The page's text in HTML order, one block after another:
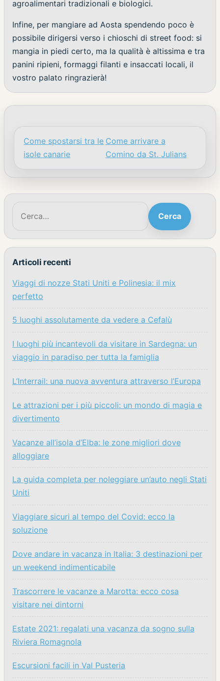
agroalimentari tradizionali e biologici.
Infine, per mangiare ad Aosta spendendo poco è
possibile dirigersi verso i chioschi di street food: si
mangia in piedi certo, ma la qualità è altissima e tra
panini ripieni, formaggi filanti e insaccati locali, il
vostro palato ringrazierà!
Navigazione articoli
Come spostarsi tra le
isole canarie
Come arrivare a
Comino da St. Julians
Cerca:
Cerca
Articoli recenti
Viaggi di nozze Stati Uniti e Polinesia: il mix
perfetto
5 luoghi assolutamente da vedere a Cefalù
I luoghi più incantevoli da visitare in Sardegna: un
viaggio in paradiso per tutta la famiglia
L’Interrail: una nuova avventura attraverso l’Europa
Le attrazioni per i più piccoli: un mondo di magia e
divertimento
Vacanze all’isola d’Elba: le zone migliori dove
alloggiare
La guida completa per noleggiare un’auto negli Stati
Uniti
Viaggiare sicuri al tempo del Covid: ecco la
soluzione
Dove andare in vacanza in Italia: 3 destinazioni per
un weekend indimenticabile
Trascorrere le vacanze a Marotta: ecco cosa
visitare nei dintorni
Estate 2021: regalati una vacanza da sogno sulla
Riviera Romagnola
Escursioni facili in Val Pusteria